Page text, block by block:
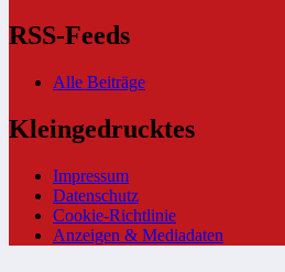
RSS-Feeds
Alle Beiträge
Kleingedrucktes
Impressum
Datenschutz
Cookie-Richtlinie
Anzeigen & Mediadaten